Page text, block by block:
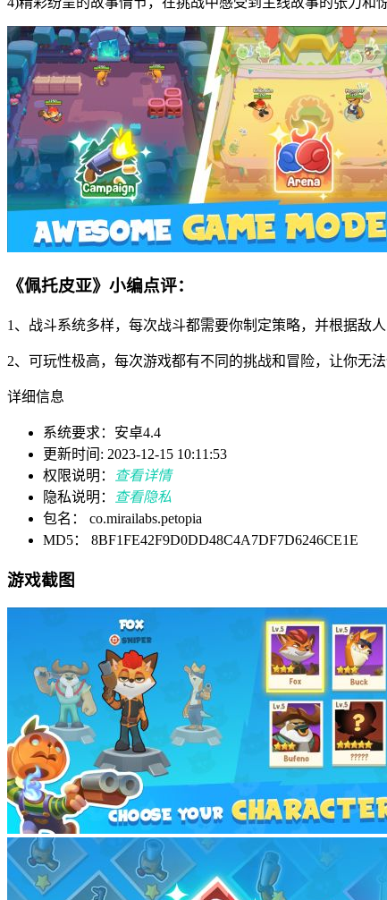
《佩托皮亚》小编点评：
1、战斗系统多样，每次战斗都需要你制定策略，并根据敌
2、可玩性极高，每次游戏都有不同的挑战和冒险，让你无法
详细信息
系统要求：安卓4.4
更新时间: 2023-12-15 10:11:53
权限说明：
查看详情
隐私说明：
查看隐私
包名： co.mirailabs.petopia
MD5： 8BF1FE42F9D0DD48C4A7DF7D6246CE1E
游戏截图